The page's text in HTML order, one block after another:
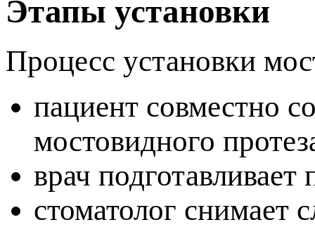
Этапы установки
Процесс установки
ациент совместно
мостовидного
рач подготавливает
стоматолог снимает